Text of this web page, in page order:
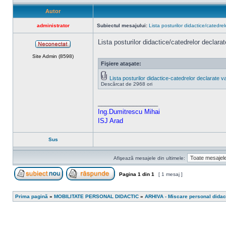
Autor
administrator Subiectul mesajului: Lista posturilor didactice/
Site Admin (8598)
Lista posturilor didactice/catedrelor
Fişiere ataşate:
Lista posturilor didactice-catedrelor declarate
Descărcat de 2968 ori
Ing.Dumitrescu Mihai
ISJ Arad
Sus
Afişează mesajele din ultimele:
Pagina 1 din 1 [ 1 mesaj ]
Prima pagină » MOBILITATE PERSONAL DIDACTIC » ARHIVA - Miscare personal